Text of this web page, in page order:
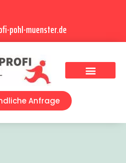
pohl-muenster.de
Anfrage